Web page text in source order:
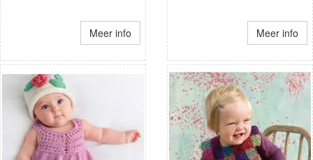
Meer info Meer info